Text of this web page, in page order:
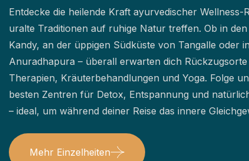
Entdecke die heilende Kraft ayurvedischer Wellness-
uralte Traditionen auf ruhige Natur treffen. Ob in
Kandy, an der üppigen Südküste von Tangalle oder
Anuradhapura – überall erwarten dich
Therapien, Kräuterbehandlungen und Yoga. Folge
besten Zentren für Detox, Entspannung und
– ideal, um während deiner Reise das innere
Mehr Einzelheiten